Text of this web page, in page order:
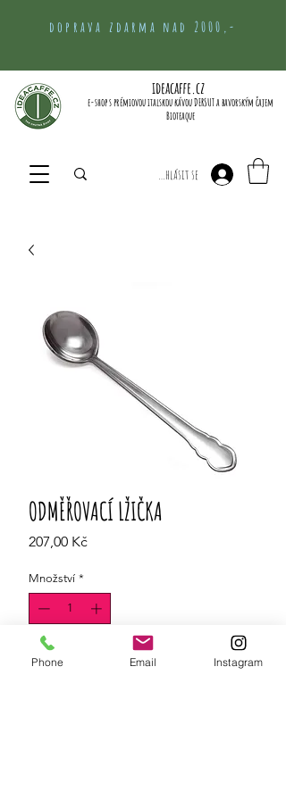
doprava zdarma nad 2000,-
e-shop s prémiovou italskou kávou DERSUT a bavorským čajem
Bioteaque
Přihlásit se
ideacaffe.cz
ODMĚŘOVACÍ LŽIČKA
207,00 KčCena
Množství *
Do košíku
Phone Email Instagram